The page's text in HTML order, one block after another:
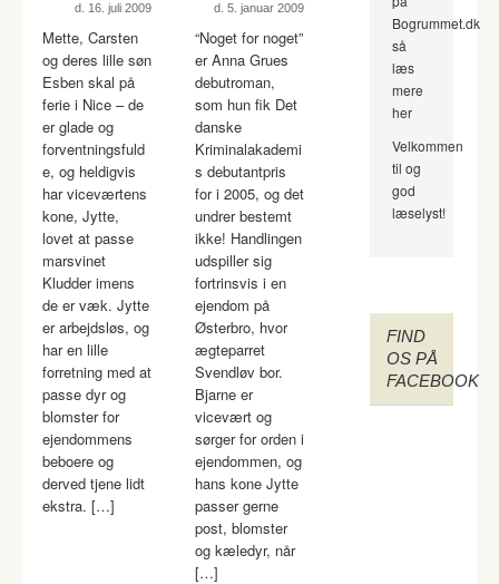
d. 16. juli 2009
Mette, Carsten
og deres lille søn
Esben skal på
ferie i Nice – de
er glade og
forventningsfuld
e, og heldigvis
har viceværtens
kone, Jytte,
lovet at passe
marsvinet
Kludder imens
de er væk. Jytte
er arbejdsløs, og
har en lille
forretning med at
passe dyr og
blomster for
ejendommens
beboere og
derved tjene lidt
ekstra. […]
d. 5. januar 2009
“Noget for noget”
er Anna Grues
debutroman,
som hun fik Det
danske
Kriminalakademi
s debutantpris
for i 2005, og det
undrer bestemt
ikke! Handlingen
udspiller sig
fortrinsvis i en
ejendom på
Østerbro, hvor
ægteparret
Svendløv bor.
Bjarne er
vicevært og
sørger for orden i
ejendommen, og
hans kone Jytte
passer gerne
post, blomster
og kæledyr, når
[…]
Bogrummet.dk
så
læs
mere
her
Velkommen
til og
god
læselyst!
FIND
OS PÅ
FACEBOOK